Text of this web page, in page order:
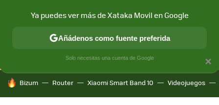
CONECTIVIDAD MÓVIL Y SOCIEDAD APLICACIONES
HOY SE HABLA DE
Bizum Router Xiaomi Smart Band 10 Videojuegos
×
Ya puedes ver más de Xataka Movil en Google
Añádenos como fuente preferida
Solo necesitas una cuenta de Google